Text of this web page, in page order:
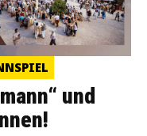
und